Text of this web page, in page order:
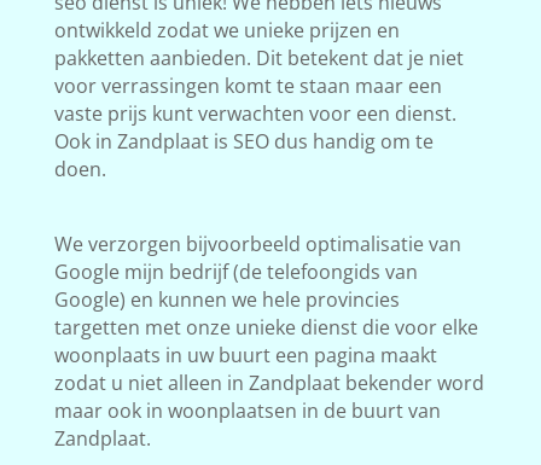
ontwikkeld zodat we unieke prijzen en
pakketten aanbieden. Dit betekent dat je niet
voor verrassingen komt te staan maar een
vaste prijs kunt verwachten voor een dienst.
Ook in Zandplaat is SEO dus handig om te
doen.
We verzorgen bijvoorbeeld optimalisatie van
Google mijn bedrijf (de telefoongids van
Google) en kunnen we hele provincies
targetten met onze unieke dienst die voor elke
woonplaats in uw buurt een pagina maakt
zodat u niet alleen in Zandplaat bekender word
maar ook in woonplaatsen in de buurt van
Zandplaat.